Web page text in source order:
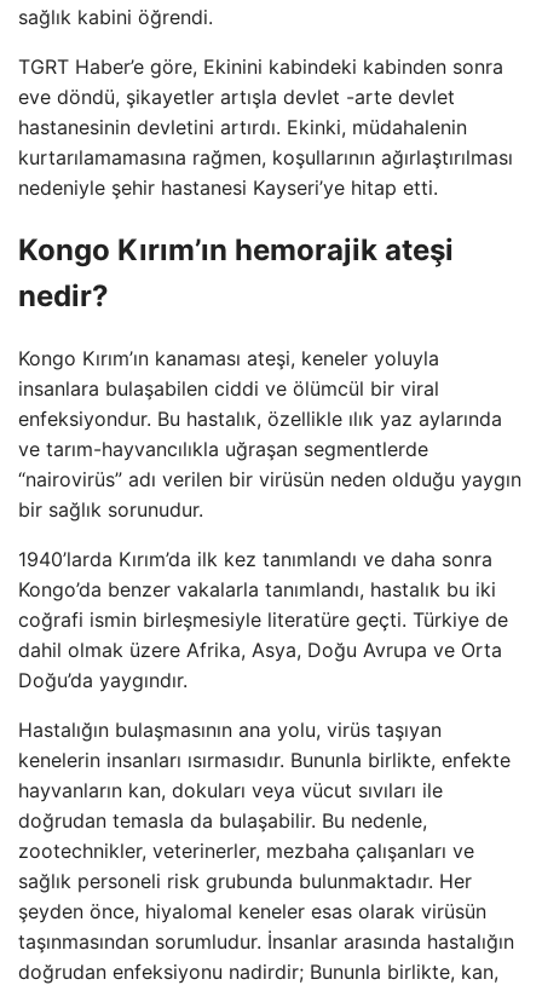
sağlık kabini öğrendi.
TGRT Haber’e göre, Ekinini kabindeki kabinden sonra
eve döndü, şikayetler artışla devlet -arte devlet
hastanesinin devletini artırdı. Ekinki, müdahalenin
kurtarılamamasına rağmen, koşullarının ağırlaştırılması
nedeniyle şehir hastanesi Kayseri’ye hitap etti.
Kongo Kırım’ın hemorajik ateşi
nedir?
Kongo Kırım’ın kanaması ateşi, keneler yoluyla
insanlara bulaşabilen ciddi ve ölümcül bir viral
enfeksiyondur. Bu hastalık, özellikle ılık yaz aylarında
ve tarım-hayvancılıkla uğraşan segmentlerde
“nairovirüs” adı verilen bir virüsün neden olduğu yaygın
bir sağlık sorunudur.
1940’larda Kırım’da ilk kez tanımlandı ve daha sonra
Kongo’da benzer vakalarla tanımlandı, hastalık bu iki
coğrafi ismin birleşmesiyle literatüre geçti. Türkiye de
dahil olmak üzere Afrika, Asya, Doğu Avrupa ve Orta
Doğu’da yaygındır.
Hastalığın bulaşmasının ana yolu, virüs taşıyan
kenelerin insanları ısırmasıdır. Bununla birlikte, enfekte
hayvanların kan, dokuları veya vücut sıvıları ile
doğrudan temasla da bulaşabilir. Bu nedenle,
zootechnikler, veterinerler, mezbaha çalışanları ve
sağlık personeli risk grubunda bulunmaktadır. Her
şeyden önce, hiyalomal keneler esas olarak virüsün
taşınmasından sorumludur. İnsanlar arasında hastalığın
doğrudan enfeksiyonu nadirdir; Bununla birlikte, kan,